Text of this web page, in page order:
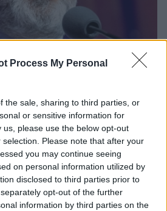
Process My Personal
the sale, sharing to third parties, or
or sensitive information for
please use the below opt-out
Please note that after your
you may continue seeing
on personal information utilized by
disclosed to third parties prior to
opt-out of the further
information by third parties on the
τέσσερις ξεχωριστές ταινίες
πίσω από τις ταινίες
θα ασχοληθεί με το θρυλικό